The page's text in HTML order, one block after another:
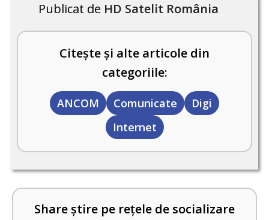
Publicat de HD Satelit România
Citește și alte articole din
categoriile:
ANCOM Comunicate
Digi
Internet
Share știre pe rețele de socializare